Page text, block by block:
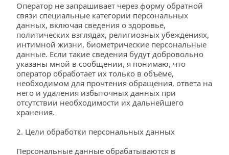
Оператор не запрашивает через форму обратной
связи специальные категории персональных
данных, включая сведения о здоровье,
политических взглядах, религиозных убеждениях,
интимной жизни, биометрические персональные
данные. Если такие сведения будут добровольно
указаны мной в сообщении, я понимаю, что
оператор обработает их только в объёме,
необходимом для прочтения обращения, ответа на
него и удаления избыточных данных при
отсутствии необходимости их дальнейшего
хранения.
2. Цели обработки персональных данных
Персональные данные обрабатываются в